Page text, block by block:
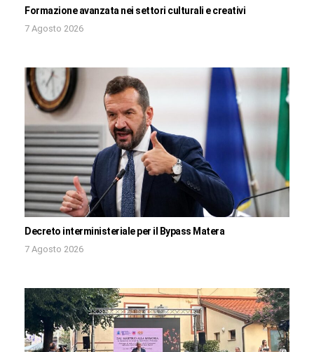
Formazione avanzata nei settori culturali e creativi
7 Agosto 2026
Decreto interministeriale per il Bypass Matera
7 Agosto 2026